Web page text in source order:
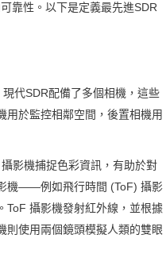
靠性。以下是定義最先進SDR
代SDR配備了多個相機，這些
用於監控相鄰空間，後置相機用
影機捕捉色彩資訊，有助於對
機——例如飛行時間 (ToF) 攝影
攝影機發射紅外線，並根據
則使用兩個鏡頭模擬人類的雙眼